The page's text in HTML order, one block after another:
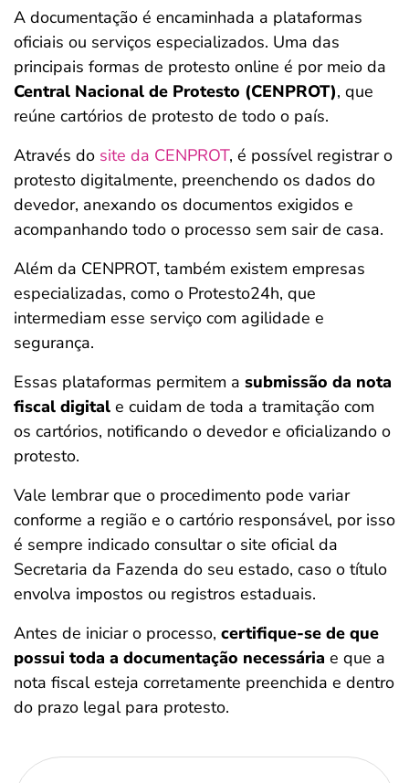
A documentação é encaminhada a plataformas
oficiais ou serviços especializados. Uma das
principais formas de protesto online é por meio da
Central Nacional de Protesto (CENPROT), que
reúne cartórios de protesto de todo o país.
Através do site da CENPROT, é possível registrar o
protesto digitalmente, preenchendo os dados do
devedor, anexando os documentos exigidos e
acompanhando todo o processo sem sair de casa.
Além da CENPROT, também existem empresas
especializadas, como o Protesto24h, que
intermediam esse serviço com agilidade e
segurança.
Essas plataformas permitem a submissão da nota
fiscal digital e cuidam de toda a tramitação com
os cartórios, notificando o devedor e oficializando o
protesto.
Vale lembrar que o procedimento pode variar
conforme a região e o cartório responsável, por isso
é sempre indicado consultar o site oficial da
Secretaria da Fazenda do seu estado, caso o título
envolva impostos ou registros estaduais.
Antes de iniciar o processo, certifique-se de que
possui toda a documentação necessária e que a
nota fiscal esteja corretamente preenchida e dentro
do prazo legal para protesto.